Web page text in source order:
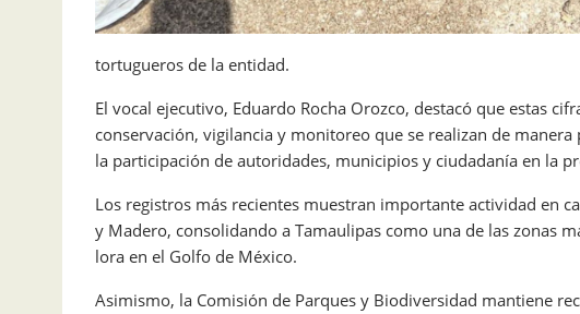
tortugueros de la entidad.
El vocal ejecutivo, Eduardo Rocha Orozco, destacó que estas
conservación, vigilancia y monitoreo que se realizan de
la participación de autoridades, municipios y ciudadanía en la
Los registros más recientes muestran importante actividad en
y Madero, consolidando a Tamaulipas como una de las zonas
lora en el Golfo de México.
Asimismo, la Comisión de Parques y Biodiversidad mantiene